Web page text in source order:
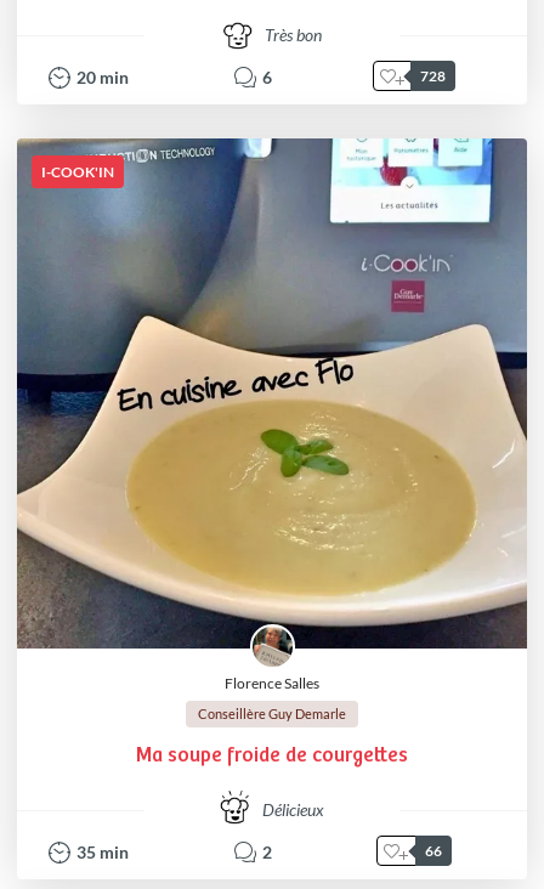
Très bon
20 min 6 728
I-COOK'IN
Florence Salles
Conseillère Guy Demarle
Ma soupe froide de courgettes
Délicieux
35 min 2 66